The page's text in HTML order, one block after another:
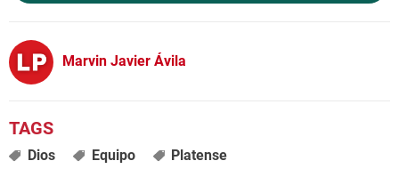
Marvin Javier Ávila
Dios Equipo Platense